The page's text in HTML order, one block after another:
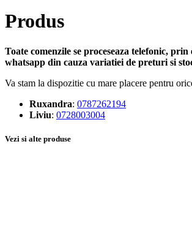
Produs
Toate comenzile se proceseaza telefonic, prin
whatsapp din cauza variatiei de preturi si
Va stam la dispozitie cu mare placere pentru
Ruxandra: 0787262194
Liviu: 0728003004
Vezi si alte produse